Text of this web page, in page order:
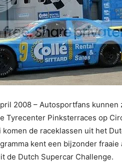
2008 – Autosportfans
Tyrecenter Pinksterraces op
komen de raceklassen uit het
kent een bijzonder
de Dutch Supercar Challenge.